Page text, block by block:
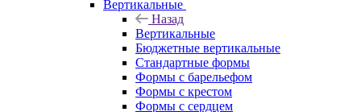
Вертикальные
Назад
Вертикальные
Бюджетные вертикальные
Стандартные формы
Формы с барельефом
Формы с крестом
Формы с сердцем